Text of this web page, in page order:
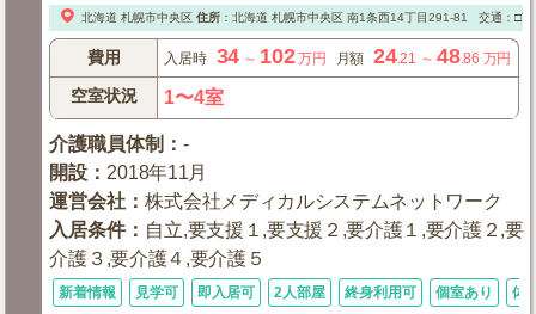
北海道 札幌市中央区 住所： 北海道 札幌市中央区南1条西14丁目291-81 交通：□
費用 入居時 34 ～ 102万円 月額 24.21 ～48.86 万円
空室状況 1〜4室
介護職員体制 ：-
開設 ： 2018年11月
運営会社 ：株式会社メディカルシステムネットワーク
入居条件： 自立,要支援１,要支援２,要介護１,要介護２,要
介護３,要介護４,要介護５
新着情報 見学可 即入居可 2人部屋 終身利用可 個室あり 体